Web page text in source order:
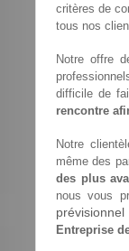
critères de
tous nos
Notre offre
difficile de
rencontre
Notre
même des
des plus
nous vous
Entreprise